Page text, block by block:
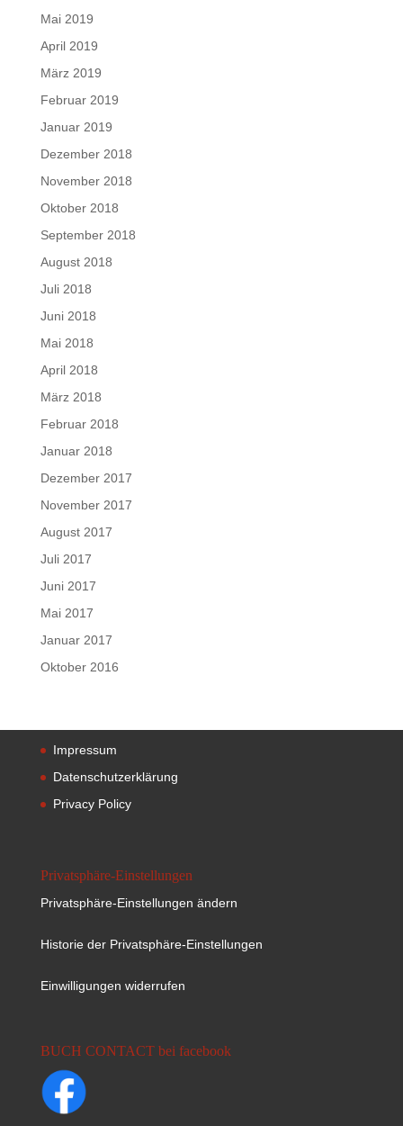
Mai 2019
April 2019
März 2019
Februar 2019
Januar 2019
Dezember 2018
November 2018
Oktober 2018
September 2018
August 2018
Juli 2018
Juni 2018
Mai 2018
April 2018
März 2018
Februar 2018
Januar 2018
Dezember 2017
November 2017
August 2017
Juli 2017
Juni 2017
Mai 2017
Januar 2017
Oktober 2016
Impressum
Datenschutzerklärung
Privacy Policy
Privatsphäre-Einstellungen
Privatsphäre-Einstellungen ändern
Historie der Privatsphäre-Einstellungen
Einwilligungen widerrufen
BUCH CONTACT bei facebook